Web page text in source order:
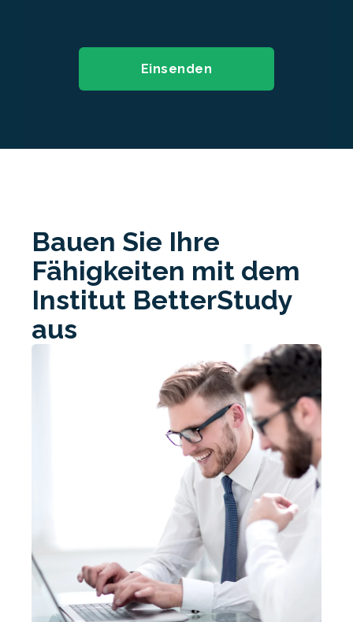
Bauen Sie Ihre
Fähigkeiten mit dem
Institut BetterStudy
aus